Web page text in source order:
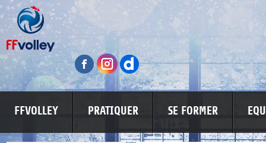
FFVOLLEY PRATIQUER SE FORMER